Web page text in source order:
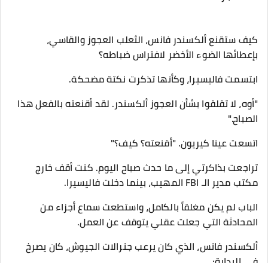
كيف ستقنع ألكسندر فانس، الثعلب العجوز والقاسي،
بإعطائها الضوء الأخضر لافتراس ضباطه؟
​ابتسمت فاليسيرا، وكأنها تذكرت نكتة مضحكة.
"أوه، لا تقلقوا بشأن العجوز ألكسندر. لقد أقنعته بالفعل هذا
الصباح."
​اتسعت عينا كيريون. "أقنعته؟ كيف؟"
​تراجعت بذاكرتي إلى ما حدث صباح اليوم. كنت أقف خارج
مكتب مدير الـ FBI المهيب، بينما دخلت فاليسيرا.
الباب لم يكن مغلقاً بالكامل، واستطعت سماع أجزاء من
المحادثة التي جعلت عقلي يتوقف عن العمل.
​ألكسندر فانس، الذي كان يرعب جنرالات الجيوش، كان يصرخ